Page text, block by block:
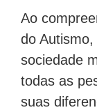
Ao
do
sociedade
todas as
suas